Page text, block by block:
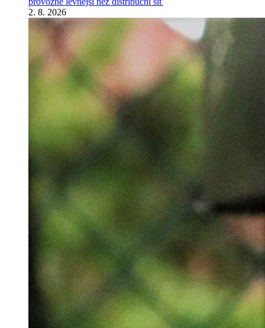
2. 8. 2026